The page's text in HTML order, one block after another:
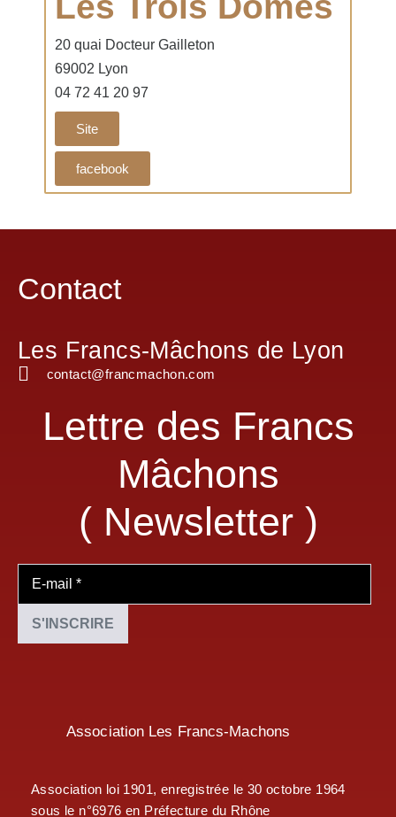
20 quai Docteur Gailleton
69002 Lyon
04 72 41 20 97
Site
facebook
Contact
Les Francs-Mâchons de Lyon
contact@francmachon.com
Lettre des Francs
Mâchons
( Newsletter )
Association Les Francs-Machons
Association loi 1901, enregistrée le 30 octobre 1964
sous le n°6976 en Préfecture du Rhône